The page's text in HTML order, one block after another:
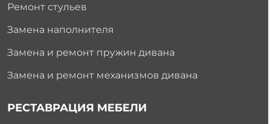
Ремонт стульев
Замена наполнителя
Замена и ремонт пружин дивана
Замена и ремонт механизмов дивана
РЕСТАВРАЦИЯ МЕБЕЛИ